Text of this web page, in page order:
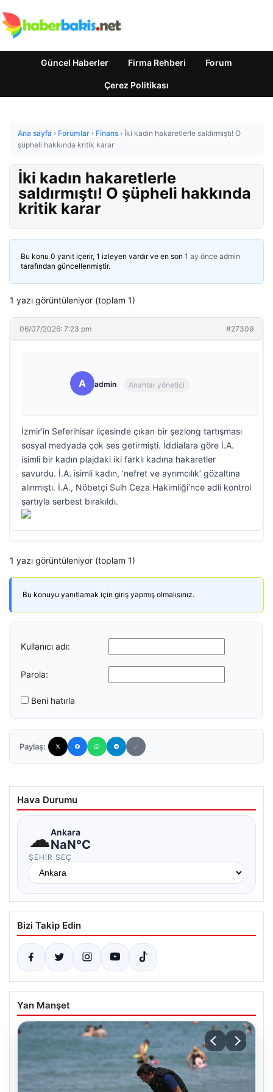
Güncel Haberler Firma Rehberi Forum
Çerez Politikası
Ana sayfa › Forumlar › Finans › İki kadın hakaretlerle saldırmıştı! O
şüpheli hakkında kritik karar
İki kadın hakaretlerle
saldırmıştı! O şüpheli hakkında
kritik karar
Bu konu 0 yanıt içerir, 1 izleyen vardır ve en son 1 ay önce admin
tarafından güncellenmiştir.
1 yazı görüntüleniyor (toplam 1)
06/07/2026: 7:23 pm #27309
A admin Anahtar yönetici
İzmir’in Seferihisar ilçesinde çıkan bir şezlong tartışması
sosyal medyada çok ses getirmişti. İddialara göre İ.A.
isimli bir kadın plajdaki iki farklı kadına hakaretler
savurdu. İ.A. isimli kadın, ‘nefret ve ayrımcılık’ gözaltına
alınmıştı. İ.A., Nöbetçi Sulh Ceza Hakimliği’nce adli kontrol
şartıyla serbest bırakıldı.
1 yazı görüntüleniyor (toplam 1)
Bu konuyu yanıtlamak için giriş yapmış olmalısınız.
Kullanıcı adı:
Parola:
Beni hatırla
Paylaş:
Hava Durumu
☁Ankara
NaN°C
ŞEHIR SEÇ
Bizi Takip Edin
Yan Manşet